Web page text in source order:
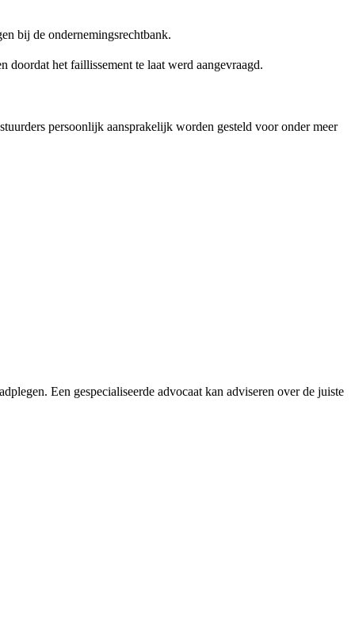
bij de ondernemingsrechtbank.
het faillissement te laat werd aangevraagd.
persoonlijk aansprakelijk worden gesteld voor onder meer
Een gespecialiseerde advocaat kan adviseren over de juiste